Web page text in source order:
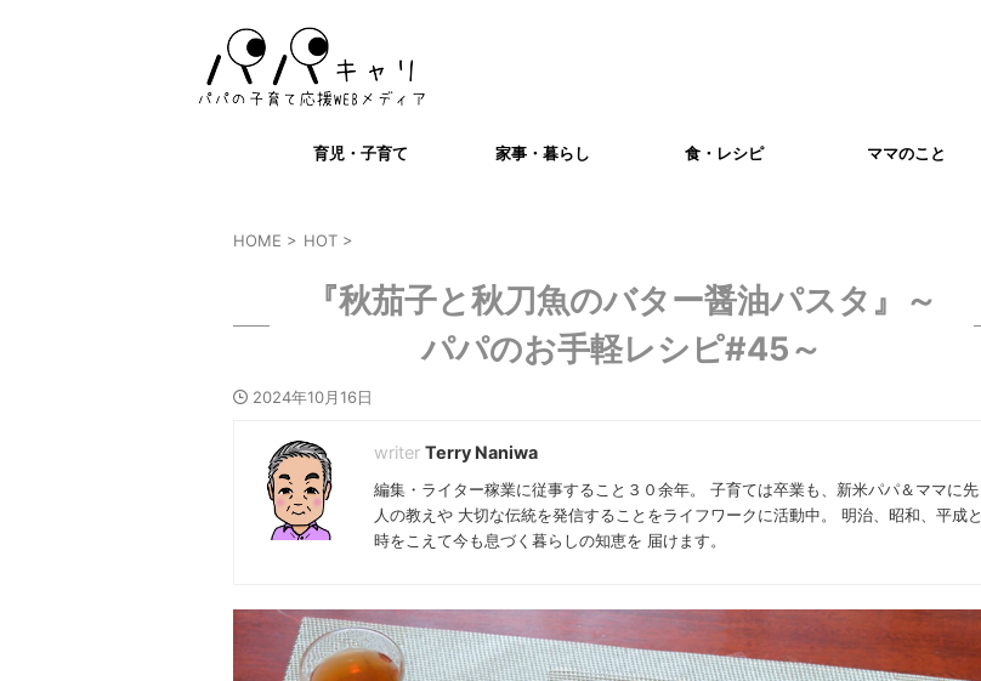
育児・子育て 家事・暮らし 食・レシピ ママのこと
HOME > HOT >
『秋茄子と秋刀魚のバター醤油パスタ』～
パパのお手軽レシピ#45～
2024年10月16日
Terry Naniwa
編集・ライター稼業に従事すること３０余年。 子育ては卒業も、新米パパ＆ママに先
人の教えや 大切な伝統を発信することをライフワークに活動中。 明治、昭和、平成と
時をこえて今も息づく暮らしの知恵を 届けます。